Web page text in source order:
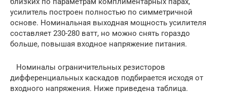
усилитель построен полностью по симметричной
основе. Номинальная выходная мощность усилителя
составляет 230-280 ватт, но можно снять гораздо
больше, повышая входное напряжение питания.
Номиналы ограничительных резисторов
дифференциальных каскадов подбирается исходя от
входного напряжения. Ниже приведена таблица.